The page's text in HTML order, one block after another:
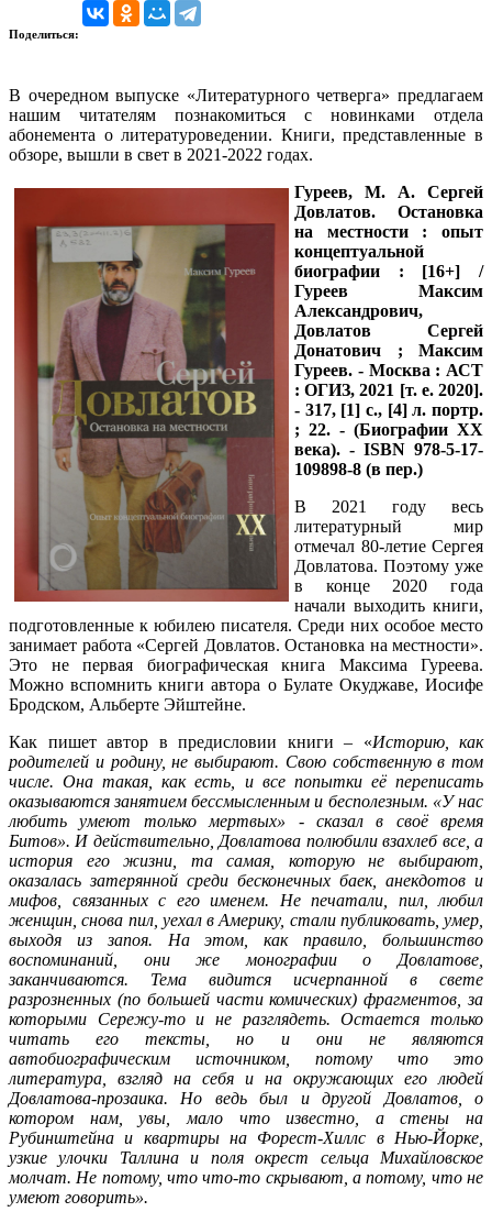
Поделиться:
В очередном выпуске «Литературного четверга» предлагаем
нашим читателям познакомиться с новинками отдела
абонемента о литературоведении. Книги, представленные в
обзоре, вышли в свет в 2021-2022 годах.
Гуреев, М. А. Сергей
Довлатов. Остановка
на местности : опыт
концептуальной
биографии : [16+] /
Гуреев Максим
Александрович,
Довлатов Сергей
Донатович ; Максим
Гуреев. - Москва : АСТ
: ОГИЗ, 2021 [т. е. 2020].
- 317, [1] с., [4] л. портр.
; 22. - (Биографии ХХ
века). - ISBN 978-5-17-
109898-8 (в пер.)
В 2021 году весь
литературный мир
отмечал 80-летие Сергея
Довлатова. Поэтому уже
в конце 2020 года
начали выходить книги,
подготовленные к юбилею писателя. Среди них особое место
занимает работа «Сергей Довлатов. Остановка на местности».
Это не первая биографическая книга Максима Гуреева.
Можно вспомнить книги автора о Булате Окуджаве, Иосифе
Бродском, Альберте Эйштейне.
Как пишет автор в предисловии книги – «Историю, как
родителей и родину, не выбирают. Свою собственную в том
числе. Она такая, как есть, и все попытки её переписать
оказываются занятием бессмысленным и бесполезным. «У нас
любить умеют только мертвых» - сказал в своё время
Битов». И действительно, Довлатова полюбили взахлеб все, а
история его жизни, та самая, которую не выбирают,
оказалась затерянной среди бесконечных баек, анекдотов и
мифов, связанных с его именем. Не печатали, пил, любил
женщин, снова пил, уехал в Америку, стали публиковать, умер,
выходя из запоя. На этом, как правило, большинство
воспоминаний, они же монографии о Довлатове,
заканчиваются. Тема видится исчерпанной в свете
разрозненных (по большей части комических) фрагментов, за
которыми Сережу-то и не разглядеть. Остается только
читать его тексты, но и они не являются
автобиографическим источником, потому что это
литература, взгляд на себя и на окружающих его людей
Довлатова-прозаика. Но ведь был и другой Довлатов, о
котором нам, увы, мало что известно, а стены на
Рубинштейна и квартиры на Форест-Хиллс в Нью-Йорке,
узкие улочки Таллина и поля окрест сельца Михайловское
молчат. Не потому, что что-то скрывают, а потому, что не
умеют говорить».